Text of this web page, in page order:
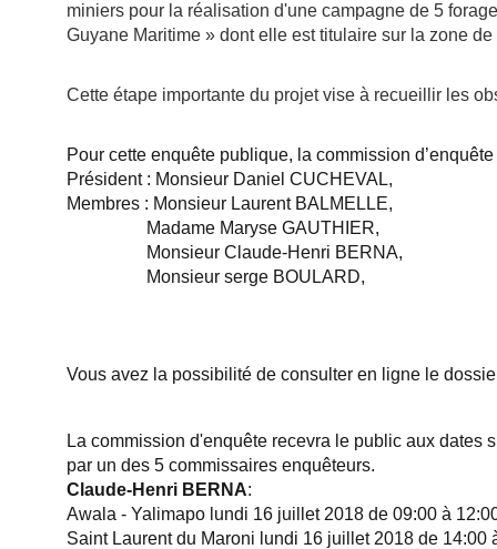
miniers pour la réalisation d'une campagne de 5
Guyane Maritime » dont elle est titulaire sur la zone
Cette étape importante du projet vise à recueillir les
Pour cette enquête publique, la commission
Président : Monsieur Daniel CUCHEVAL,
Membres : Monsieur Laurent BALMELLE,
Madame Maryse GAUTHIER,
Monsieur Claude-Henri BERNA,
Monsieur serge BOULARD,
Vous avez la possibilité de consulter en ligne le
La commission d'enquête recevra le public aux dates
par un des 5 commissaires enquêteurs.
Claude-Henri BERNA:
Awala - Yalimapo lundi 16 juillet 2018 de 09:00 à
Saint Laurent du Maroni lundi 16 juillet 2018 de 14:00